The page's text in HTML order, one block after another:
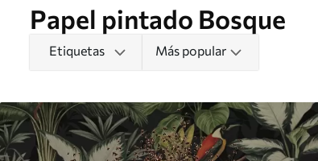
Papel pintado Bosque
Etiquetas Más popular